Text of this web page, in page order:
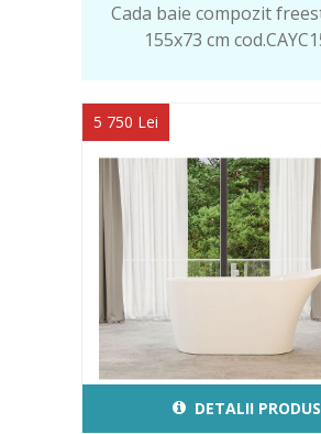
Cada baie compozit
155x73 cm
5 750 Lei
DETALII PRODUS